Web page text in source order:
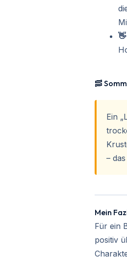
🥓
Ein
–
Mein
Für ein
positiv